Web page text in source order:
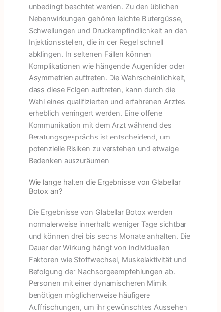
unbedingt beachtet werden. Zu den üblichen
Nebenwirkungen gehören leichte Blutergüsse,
Schwellungen und Druckempfindlichkeit an den
Injektionsstellen, die in der Regel schnell
abklingen. In seltenen Fällen können
Komplikationen wie hängende Augenlider oder
Asymmetrien auftreten. Die Wahrscheinlichkeit,
dass diese Folgen auftreten, kann durch die
Wahl eines qualifizierten und erfahrenen Arztes
erheblich verringert werden. Eine offene
Kommunikation mit dem Arzt während des
Beratungsgesprächs ist entscheidend, um
potenzielle Risiken zu verstehen und etwaige
Bedenken auszuräumen.
Wie lange halten die Ergebnisse von Glabellar
Botox an?
Die Ergebnisse von Glabellar Botox werden
normalerweise innerhalb weniger Tage sichtbar
und können drei bis sechs Monate anhalten. Die
Dauer der Wirkung hängt von individuellen
Faktoren wie Stoffwechsel, Muskelaktivität und
Befolgung der Nachsorgeempfehlungen ab.
Personen mit einer dynamischeren Mimik
benötigen möglicherweise häufigere
Auffrischungen, um ihr gewünschtes Aussehen